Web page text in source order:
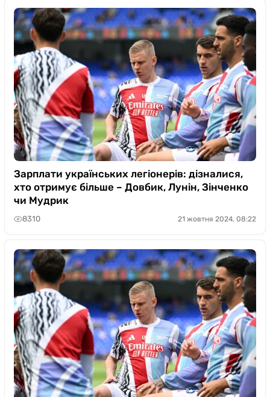
Зарплати українських легіонерів: дізналися,
хто отримує більше – Довбик, Лунін, Зінченко
чи Мудрик
8310 21 жовтня 2024, 08:22